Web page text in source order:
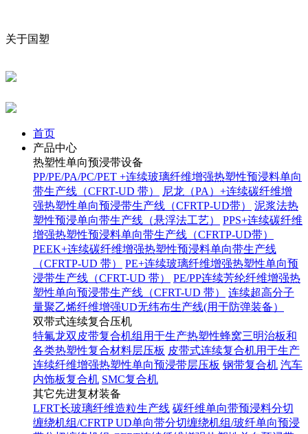
关于国塑
首页
产品中心
热塑性单向预浸带设备
PP/PE/PA/PC/PET +连续玻璃纤维增强热塑性预浸料单向
带生产线（CFRT-UD 带）
尼龙（PA）+连续碳纤维增
强热塑性单向预浸带生产线（CFRTP-UD带）
泥浆法热
塑性预浸单向带生产线（悬浮法工艺）
PPS+连续碳纤维
增强热塑性预浸料单向带生产线（CFRTP-UD带）
PEEK+连续碳纤维增强热塑性预浸料单向带生产线
（CFRTP-UD 带）
PE+连续玻璃纤维增强热塑性单向预
浸带生产线（CFRT-UD 带）
PE/PP连续芳纶纤维增强热
塑性单向预浸带生产线（CFRT-UD 带）
连续超高分子
量聚乙烯纤维增强UD无纬布生产线(用于防弹装备）
双带式连续复合压机
特氟龙双皮带复合机组用于生产热塑性蜂窝三明治板和
各类热塑性复合材料层压板 皮带式连续复合机用于生产
连续纤维增强热塑性单向预浸带层压板 钢带复合机 汽车
内饰板复合机 SMC复合机
其它先进复材装备
LFRT长玻璃纤维造粒生产线 碳纤维单向带预浸料分切
缠绕机组/CFRTP UD单向带分切缠绕机组/玻纤单向预浸